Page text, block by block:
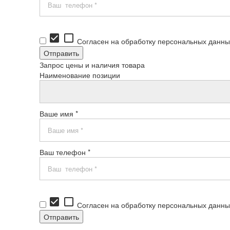
check_box check_box_outline_blank Согласен на обработку персональных
Запрос цены и наличия товара
Наименование позиции
Ваше имя *
Ваш телефон *
check_box check_box_outline_blank Согласен на обработку персональных